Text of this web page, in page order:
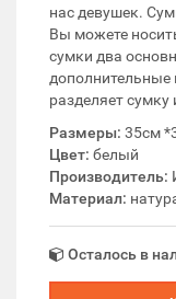
нас девушек.
Вы можете
сумки два
разделяет
Размеры: 35см
Цвет: белый
Производитель:
Материал:
Осталось в